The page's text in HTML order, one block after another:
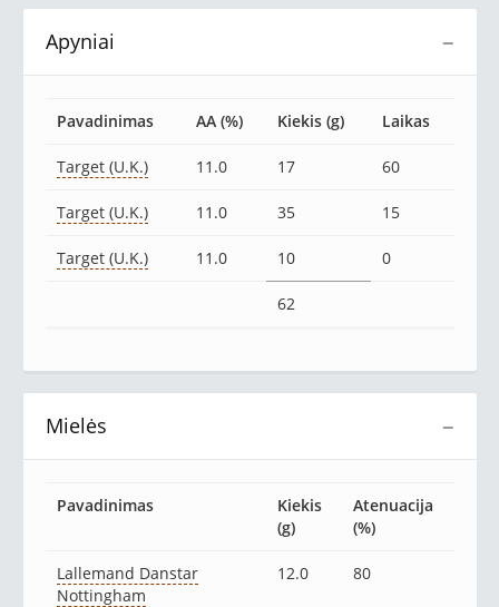
−
Apyniai
Pavadinimas AA (%) Kiekis (g) Laikas
Target (U.K.) 11.0 17 60
Target (U.K.) 11.0 35 15
Target (U.K.) 11.0 10 0
62
−
Mielės
Pavadinimas
Kiekis
(g)
Atenuacija
(%)
Lallemand Danstar
Nottingham
12.0 80